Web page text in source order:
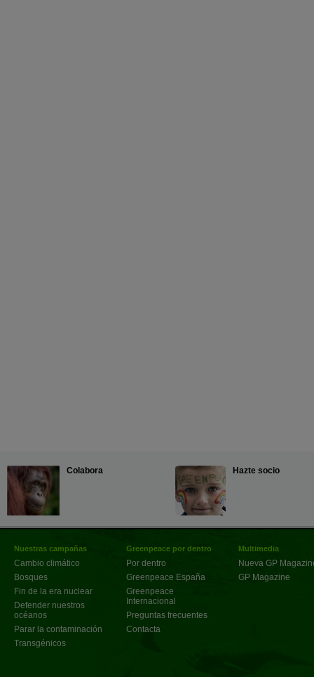
Colabora Hazte socio
Nuestras campañas
Cambio climático
Bosques
Fin de la era nuclear
Defender nuestros
océanos
Parar la contaminación
Transgénicos
Greenpeace por dentro
Por dentro
Greenpeace España
Greenpeace
Internacional
Preguntas frecuentes
Contacta
Multimedia
Nueva GP
GP Magazine